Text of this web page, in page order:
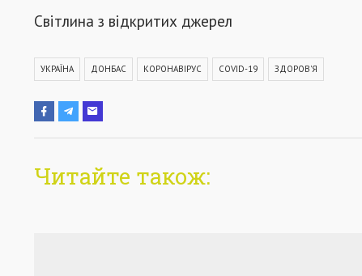
Світлина з відкритих джерел
УКРАЇНА ДОНБАС КОРОНАВІРУС COVID-19 ЗДОРОВ'Я
Читайте також: